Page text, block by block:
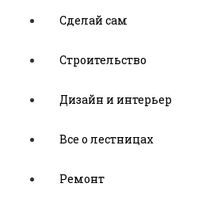
Сделай сам
Строительство
Дизайн и интерьер
Все о лестницах
Ремонт